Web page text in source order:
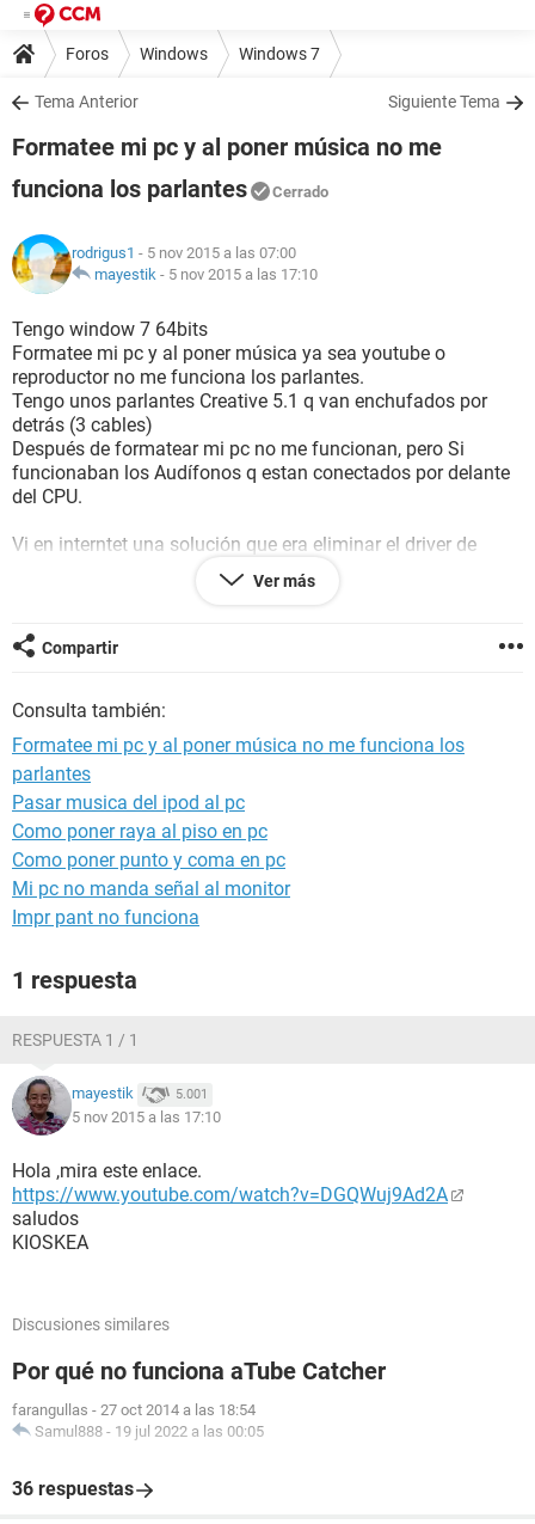
Foros Windows Windows 7
Tema Anterior Siguiente Tema
Formatee mi pc y al poner música no me
funciona los parlantes
Cerrado
rodrigus1 - 5 nov 2015 a las 07:00
mayestik - 5 nov 2015 a las 17:10
Tengo window 7 64bits
Formatee mi pc y al poner música ya sea youtube o
reproductor no me funciona los parlantes.
Tengo unos parlantes Creative 5.1 q van enchufados por
detrás (3 cables)
Después de formatear mi pc no me funcionan, pero Si
funcionaban los Audífonos q estan conectados por delante
del CPU.
Vi en interntet una solución que era eliminar el driver de
realtek, reiniciar la pc para q se instalen los driver
automaticos del sistema... y configurar el audio a 5.1 desde
Y si funcionò, pero ya no me funcionaban los audifonos...
"Altavoces"
Ahora para usar audífonos tengo q entrar a audio y cambiar
a predeterminado los "auriculares"
Alguien me ayuda por favor?
Antes usaba parlantes y audífonos a la vez sin ningún
problema :(
Ver más
Compartir
Consulta también:
Formatee mi pc y al poner música no me funciona los
parlantes
Pasar musica del ipod al pc
Como poner raya al piso en pc
Como poner punto y coma en pc
Mi pc no manda señal al monitor
Impr pant no funciona
1 respuesta
RESPUESTA 1 / 1
mayestik 5.001
5 nov 2015 a las 17:10
Hola ,mira este enlace.
https://www.youtube.com/watch?v=DGQWuj9Ad2A
saludos
KIOSKEA
Discusiones similares
Por qué no funciona aTube Catcher
farangullas - 27 oct 2014 a las 18:54
Samul888 - 19 jul 2022 a las 00:05
36 respuestas